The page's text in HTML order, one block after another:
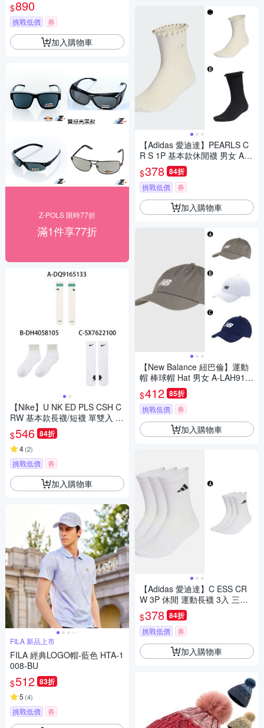
$890
挑戰低價 券
加入購物車
Z-POLS 限時77折
滿1件享77折
【Nike】U NK ED PLS CSH C
RW 基本款長襪/短襪 單雙入 三
包裝 計三雙 男女 A-DQ916513
3 B-DH4058105 精選五款
$546 84折
4(2)
挑戰低價 券
加入購物車
FILA 新品上市
FILA 經典LOGO帽-藍色 HTA-1
008-BU
$512 83折
5 (4)
挑戰低價 券
【Adidas 愛迪達】PEARLS C
R S 1P 基本款休閒襪 男女 A-K
D8378 B-KD8380
$378 84折
挑戰低價 券
加入購物車
【New Balance 紐巴倫】運動
帽 棒球帽 Hat 男女 A-LAH910
14SLA B-LAH91014WT C-LA
H13010TNV
$412 85折
挑戰低價 券
加入購物車
【Adidas 愛迪達】C ESS CR
W 3P 休閒 運動長襪 3入 三雙
男女 A-JZ0530
$378 84折
挑戰低價 券
加入購物車